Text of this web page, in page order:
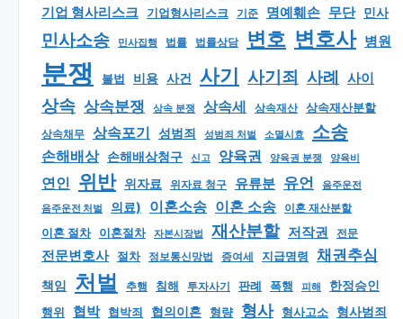
기업 형사리스크 기업형사리스크 기준 명예훼손 무단 민사
민사소송 민사집행 법률 법률상담 변호 변호사 병원
분쟁 불법 비용 사건 사기 사기죄 사례 사이
상속 상속분쟁 상속 분쟁 상속세 상속재산 상속재산분할
상속채무 상속포기 성범죄 성범죄 처벌 소멸시효 소송
손해배상 손해배상청구 신고 양육권 양육권 분쟁 양육비
연인 위반 위자료 위자료 청구 유류분 유언 음주운전
음주운전 처벌 의료) 이혼소송 이혼 소송 이혼 재산분할
이혼 절차 이혼절차 자본시장법 재산분할 저작권 전문
전문변호사 절차 정보통신망법 증여세 지급명령 채권추심
책임 처벌 추행 침해 투자사기 판례 폭행 피해 한정승인
행위 협박 협박죄 협의이혼 형량 형사 형사고소 형사범죄